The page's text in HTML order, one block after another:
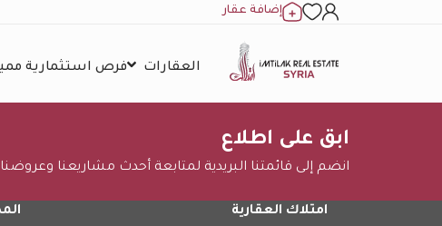
إضافة عقار
العقارات فرص استثمارية
ابق على اطلاع
انضم إلى قائمتنا البريدية لمتابعة أحدث مشاريعنا وعروضنا
امتلاك العقارية